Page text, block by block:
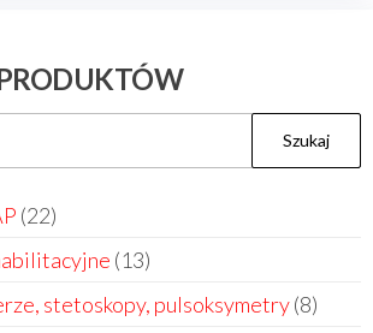
2222
produkty1313
produktów
stetoskopy, pulsoksymetry 88